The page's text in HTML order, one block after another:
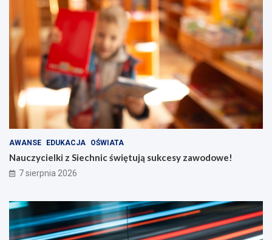
AWANSE EDUKACJA OŚWIATA
Nauczycielki z Siechnic świętują sukcesy zawodowe!
7 sierpnia 2026